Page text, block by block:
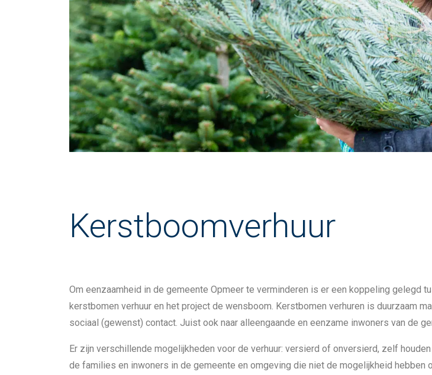
Kerstboomverhuur
Om eenzaamheid in de gemeente Opmeer te verminderen is er een koppeling gelegd
kerstbomen verhuur en het project de wensboom. Kerstbomen verhuren is duurzaam
sociaal (gewenst) contact. Juist ook naar alleengaande en eenzame inwoners van de
Er zijn verschillende mogelijkheden voor de verhuur: versierd of onversierd, zelf
de families en inwoners in de gemeente en omgeving die niet de mogelijkheid hebben